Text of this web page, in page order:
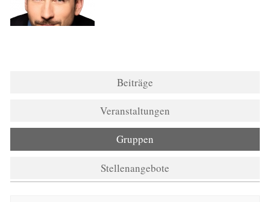
Beiträge
Veranstaltungen
Gruppen
Stellenangebote